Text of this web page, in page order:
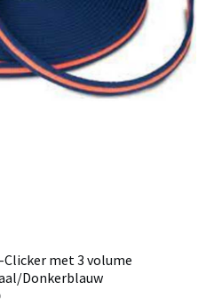
met 3 volume
Donkerblauw